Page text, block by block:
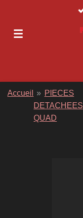
contenu
Accueil » PIECES
DETACHEES
QUAD